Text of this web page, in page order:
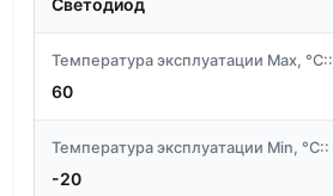
Светодиод
Температура эксплуатации Max, °C::
60
Температура эксплуатации Min, °C::
-20